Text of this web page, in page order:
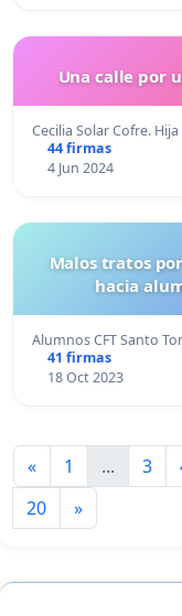
Una calle por
Cecilia Solar Cofre.
44 firmas
4 Jun 2024
Malos tratos
hacia
Alumnos CFT Santo
41 firmas
18 Oct 2023
« 1 ... 3
20
»